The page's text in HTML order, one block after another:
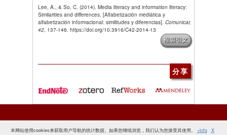
Lee, A., & So, C. (2014). Media literacy and information literacy:
Similarities and differences. [Alfabetización mediática y
alfabetización informacional: similitudes y diferencias]. Comunicar,
42, 137-146. https://doi.org/10.3916/C42-2014-13
複製引文
分享
本网站使用cookies来获取用户导航的统计数据。如果您继续浏览，我们认为您接受其使用。 +info X